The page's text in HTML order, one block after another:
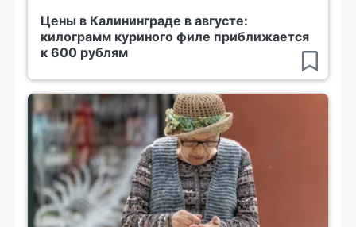
Цены в Калининграде в августе:
килограмм куриного филе приближается
к 600 рублям